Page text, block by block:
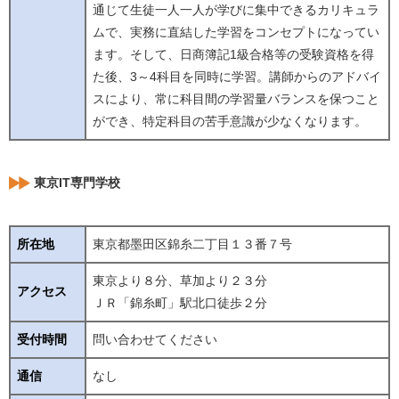
通じて生徒一人一人が学びに集中できるカリキュラ
ムで、実務に直結した学習をコンセプトになってい
ます。そして、日商簿記1級合格等の受験資格を得
た後、3～4科目を同時に学習。講師からのアドバイ
スにより、常に科目間の学習量バランスを保つこと
ができ、特定科目の苦手意識が少なくなります。
東京IT専門学校
所在地 東京都墨田区錦糸二丁目１３番７号
アクセス
東京より８分、草加より２３分
ＪＲ「錦糸町」駅北口徒歩２分
受付時間 問い合わせてください
通信 なし